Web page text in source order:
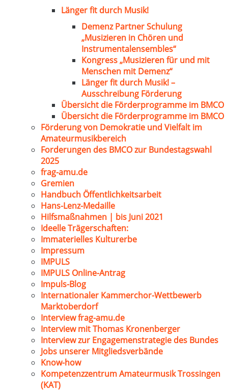
Länger fit durch Musik!
Demenz Partner Schulung
„Musizieren in Chören und
Instrumentalensembles“
Kongress „Musizieren für und mit
Menschen mit Demenz“
Länger fit durch Musik! –
Ausschreibung Förderung
Übersicht die Förderprogramme im BMCO
Übersicht die Förderprogramme im BMCO
Förderung von Demokratie und Vielfalt im
Amateurmusikbereich
Forderungen des BMCO zur Bundestagswahl
2025
frag-amu.de
Gremien
Handbuch Öffentlichkeitsarbeit
Hans-Lenz-Medaille
Hilfsmaßnahmen | bis Juni 2021
Ideelle Trägerschaften:
Immaterielles Kulturerbe
Impressum
IMPULS
IMPULS Online-Antrag
Impuls-Blog
Internationaler Kammerchor-Wettbewerb
Marktoberdorf
Interview frag-amu.de
Interview mit Thomas Kronenberger
Interview zur Engagemenstrategie des Bundes
Jobs unserer Mitgliedsverbände
Know-how
Kompetenzzentrum Amateurmusik Trossingen
(KAT)